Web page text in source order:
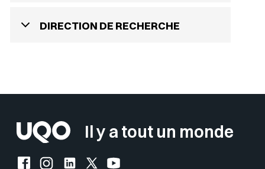
DIRECTION DE RECHERCHE
Il y a tout un monde
Facebook de l'UQO
Instagram de l'UQO
LinkedIn de l'UQO
X (Twitter) de l'UQO
YouTube de l'UQO